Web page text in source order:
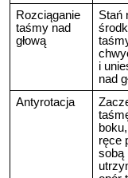
Rozciąganie
taśmy nad
głową
Stań
i
nad
Antyrotacja
ręce
sobą